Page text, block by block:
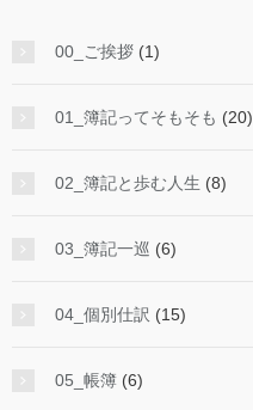
00_ご挨拶 (1)
01_簿記ってそもそも (20)
02_簿記と歩む人生 (8)
03_簿記一巡 (6)
04_個別仕訳 (15)
05_帳簿 (6)